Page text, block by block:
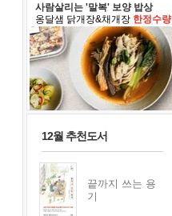
사람살리는 '말복' 보양 밥상
옹달샘 닭개장&채개장 한정수량
12월 추천도서
끝까지 쓰는 용
기